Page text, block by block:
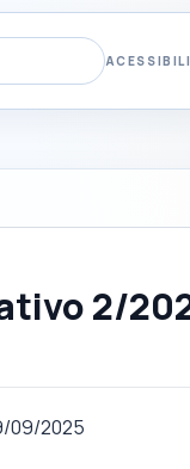
2/
09/2025